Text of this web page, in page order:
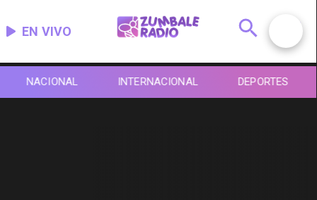
EN VIVO
NACIONAL INTERNACIONAL DEPORTES